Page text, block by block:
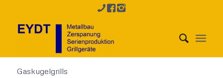
Gaskugelgrills